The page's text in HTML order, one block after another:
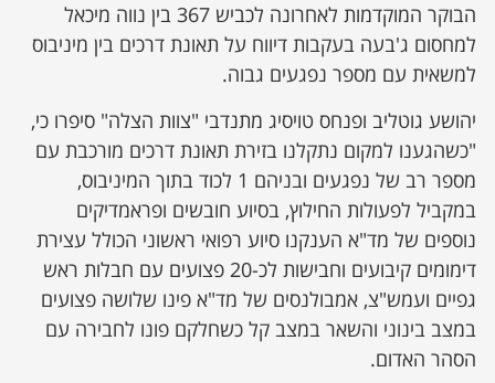
הבוקר המוקדמות לאחרונה לכביש 367 בין נווה מיכאל
למחסום ג'בעה בעקבות דיווח על תאונת דרכים בין מיניבוס
למשאית עם מספר נפגעים גבוה.
יהושע גוטליב ופנחס טויסיג מתנדבי "צוות הצלה" סיפרו כי,
"כשהגענו למקום נתקלנו בזירת תאונת דרכים מורכבת עם
מספר רב של נפגעים ובניהם 1 לכוד בתוך המיניבוס,
במקביל לפעולות החילוץ, בסיוע חובשים ופראמדיקים
נוספים של מד"א הענקנו סיוע רפואי ראשוני הכולל עצירת
דימומים קיבועים וחבישות לכ-20 פצועים עם חבלות ראש
גפיים ועמש"צ, אמבולנסים של מד"א פינו שלושה פצועים
במצב בינוני והשאר במצב קל כשחלקם פונו לחבירה עם
הסהר האדום.